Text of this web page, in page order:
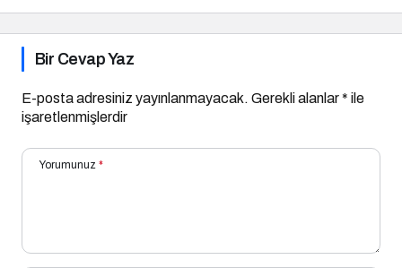
Bir Cevap Yaz
E-posta adresiniz yayınlanmayacak. Gerekli alanlar* ile
işaretlenmişlerdir
Yorumunuz *